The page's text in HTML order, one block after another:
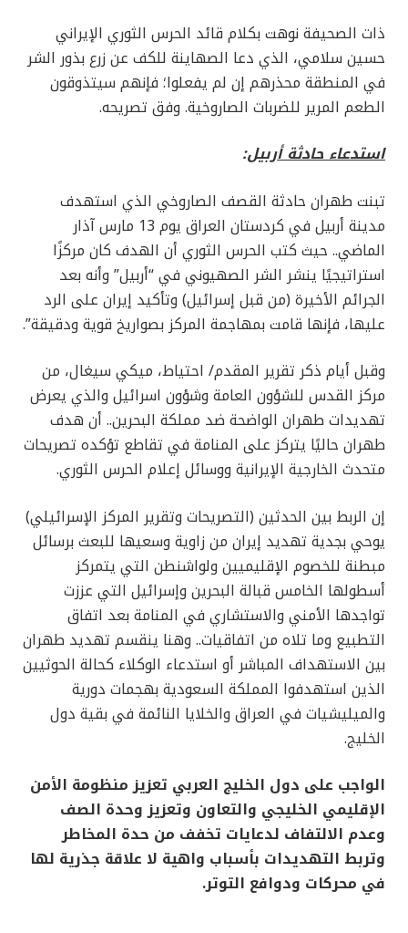
ذات الصحيفة نوهت بكلام قائد الحرس الثوري الإيراني
حسين سلامي، الذي دعا الصهاينة للكف عن زرع بذور الشر
في المنطقة محذرهم إن لم يفعلوا؛ فإنهم سيتذوقون
الطعم المرير للضربات الصاروخية. وفق تصريحه.
استدعاء حادثة أربيل:
تبنت طهران حادثة القصف الصاروخي الذي استهدف
مدينة أربيل في كردستان العراق يوم 13 مارس آذار
الماضي.. حيث كتب الحرس الثوري أن الهدف كان مركزًا
استراتيجيًا ينشر الشر الصهيوني في “أربيل” وأنه بعد
الجرائم الأخيرة (من قبل إسرائيل) وتأكيد إيران على الرد
عليها، فإنها قامت بمهاجمة المركز بصواريخ قوية ودقيقة”.
وقبل أيام ذكر تقرير المقدم/ احتياط، ميكي سيغال، من
مركز القدس للشؤون العامة وشؤون اسرائيل والذي يعرض
تهديدات طهران الواضحة ضد مملكة البحرين.. أن هدف
طهران حاليًا يتركز على المنامة في تقاطع تؤكده تصريحات
متحدث الخارجية الإيرانية ووسائل إعلام الحرس الثوري.
إن الربط بين الحدثين (التصريحات وتقرير المركز الإسرائيلي)
يوحي بجدية تهديد إيران من زاوية وسعيها للبعث برسائل
مبطنة للخصوم الإقليميين ولواشنطن التي يتمركز
أسطولها الخامس قبالة البحرين وإسرائيل التي عززت
تواجدها الأمني والاستشاري في المنامة بعد اتفاق
التطبيع وما تلاه من اتفاقيات.. وهنا ينقسم تهديد طهران
بين الاستهداف المباشر أو استدعاء الوكلاء كحالة الحوثيين
الذين استهدفوا المملكة السعودية بهجمات دورية
والميليشيات في العراق والخلايا النائمة في بقية دول
الخليج.
الواجب على دول الخليج العربي تعزيز منظومة الأمن
الإقليمي الخليجي والتعاون وتعزيز وحدة الصف
وعدم الالتفاف لدعايات تخفف من حدة المخاطر
وتربط التهديدات بأسباب واهية لا علاقة جذرية لها
في محركات ودوافع التوتر.